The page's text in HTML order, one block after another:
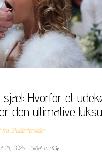
Hvorfor et
den ultimative
fra Studentersiden
24, 2026 Slået fra